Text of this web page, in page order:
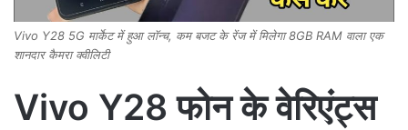
Vivo Y28 5G मार्केट में हुआ लॉन्च, कम बजट के रेंज में मिलेगा 8GB RAM वाला एक
शानदार कैमरा क्वीलिटी
Vivo Y28 फोन के वेरिएंट्स